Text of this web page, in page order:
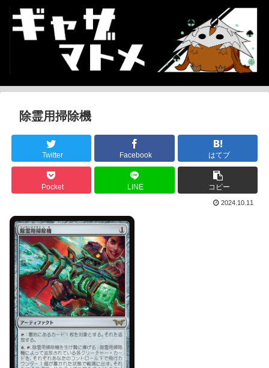
除霊用掃除機
Twitter Facebook はてブ
Pocket LINE コピー
2024.10.11